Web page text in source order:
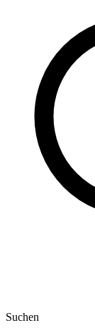
Suchen